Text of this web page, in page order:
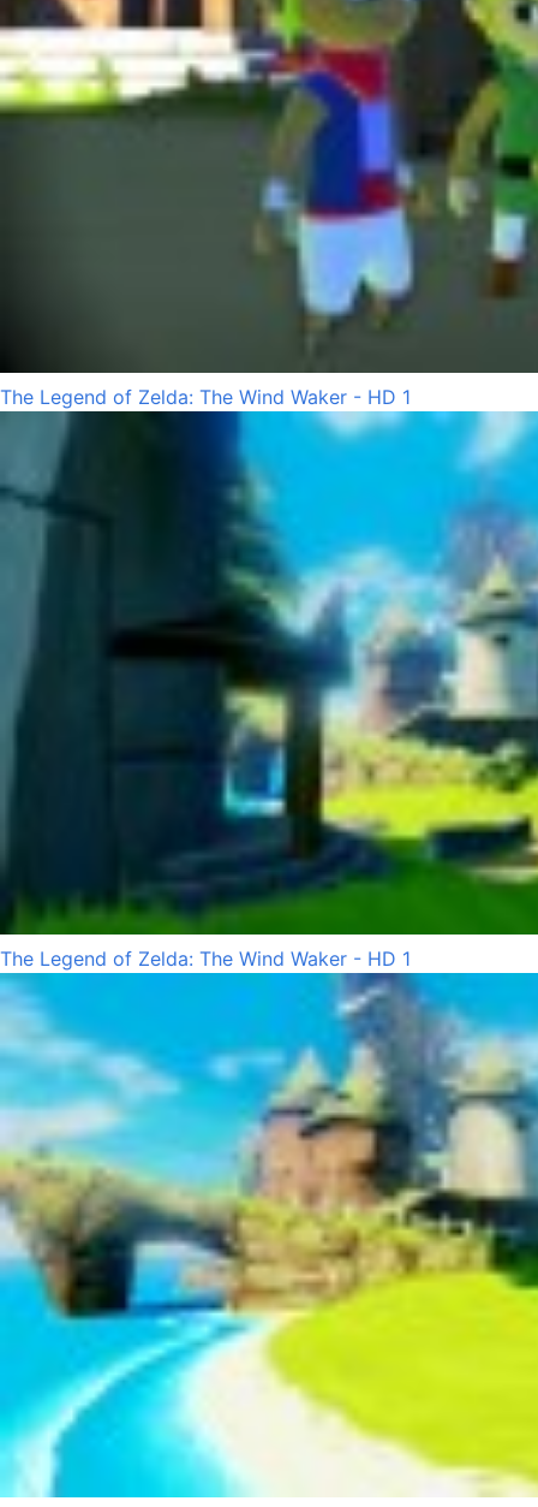
The Legend of Zelda: The Wind Waker - HD 1
The Legend of Zelda: The Wind Waker - HD 1